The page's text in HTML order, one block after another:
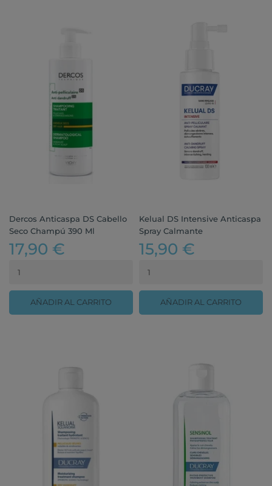
Dercos Anticaspa DS Cabello
Seco Champú 390 Ml
17,90 €
AÑADIR AL CARRITO
Kelual DS Intensive Anticaspa
Spray Calmante
15,90 €
AÑADIR AL CARRITO